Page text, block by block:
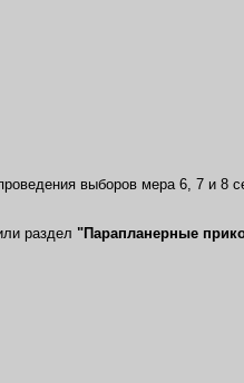
выборов мера 6, 7 и 8
раздел "Парапланерные